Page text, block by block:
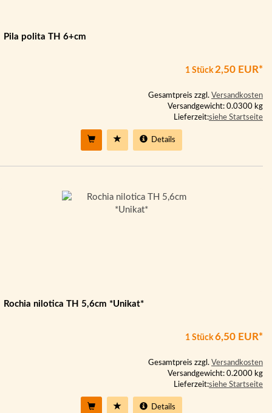
Pila polita TH 6+cm
1 Stück 2,50 EUR*
Gesamtpreis zzgl. Versandkosten
Versandgewicht: 0.0300 kg
Lieferzeit:siehe Startseite
Details
Rochia nilotica TH 5,6cm *Unikat*
1 Stück 6,50 EUR*
Gesamtpreis zzgl. Versandkosten
Versandgewicht: 0.2000 kg
Lieferzeit:siehe Startseite
Details